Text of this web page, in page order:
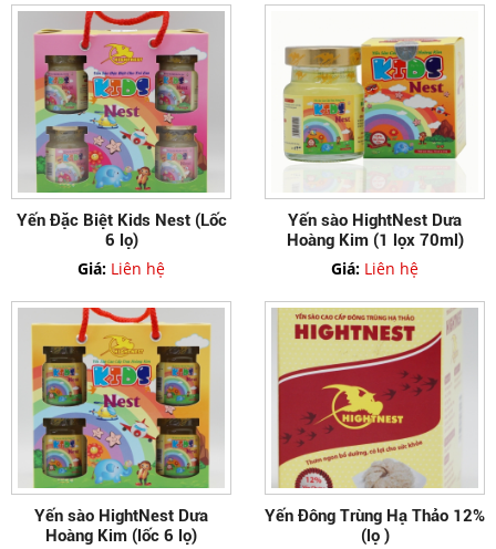
Yến Đặc Biệt Kids Nest (Lốc
6 lọ)
Giá: Liên hệ
Yến sào HightNest Dưa
Hoàng Kim (1 lọx 70ml)
Giá: Liên hệ
Yến sào HightNest Dưa
Hoàng Kim (lốc 6 lọ)
Yến Đông Trùng Hạ Thảo 12%
(lọ )